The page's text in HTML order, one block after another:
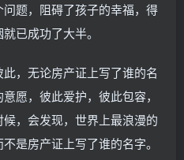
题，阻碍了孩子的幸福，得
已成功了大半。
，无论房产证上写了谁的名
愿，彼此爱护，彼此包容，
，会发现，世界上最浪漫的
是房产证上写了谁的名字。